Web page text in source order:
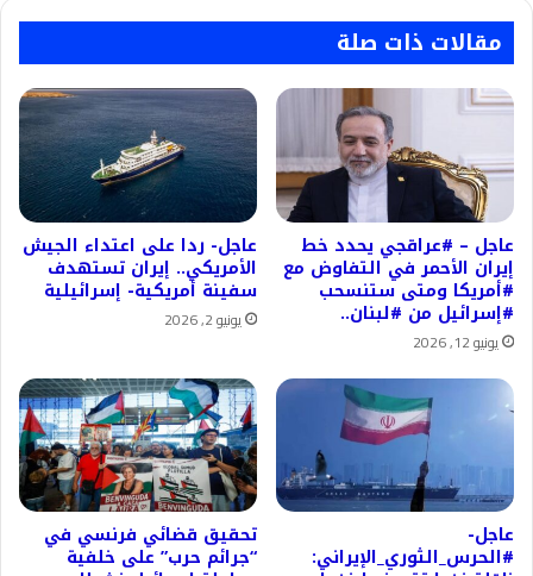
مقالات ذات صلة
عاجل – #عراقجي يحدد خط
إيران الأحمر في التفاوض مع
#أمريكا ومتى ستنسحب
#إسرائيل من #لبنان..
يونيو 12, 2026
عاجل- ردا على اعتداء الجيش
الأمريكي.. إيران تستهدف
سفينة أمريكية- إسرائيلية
يونيو 2, 2026
عاجل-
#الحرس_الثوري_الإيراني:
تحقيق قضائي فرنسي في
“جرائم حرب” على خلفية